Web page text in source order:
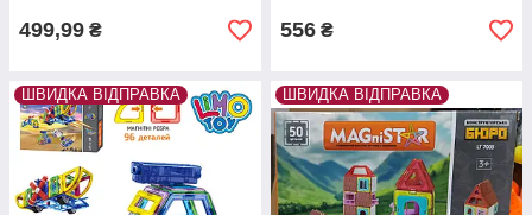
499,99 ₴ 556 ₴
ШВИДКА ВІДПРАВКА ШВИДКА ВІДПРАВКА